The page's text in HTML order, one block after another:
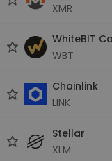
XMR
WhiteBIT
WBT
Chainlink
LINK
Stellar
XLM